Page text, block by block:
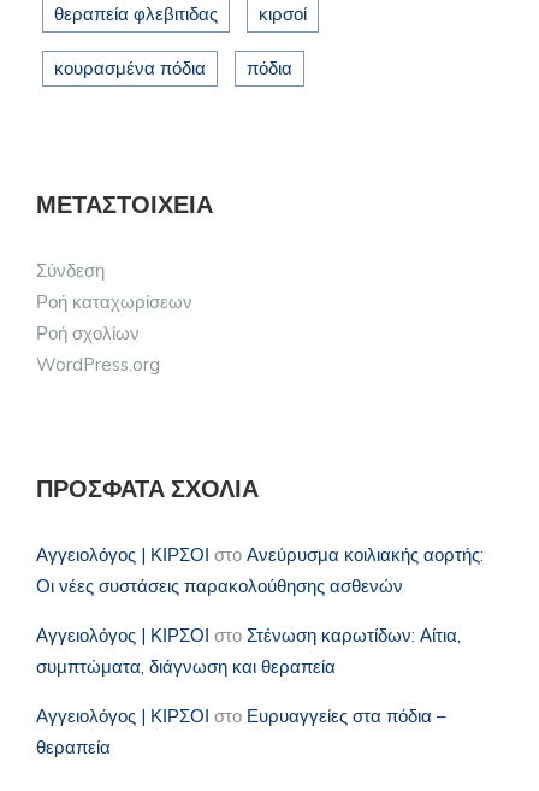
θεραπεία φλεβιτιδας κιρσοί
κουρασμένα πόδια πόδια
ΜΕΤΑΣΤΟΙΧΕΊΑ
Σύνδεση
Ροή καταχωρίσεων
Ροή σχολίων
WordPress.org
ΠΡΌΣΦΑΤΑ ΣΧΌΛΙΑ
Αγγειολόγος | ΚΙΡΣΟΙ στο Ανεύρυσμα κοιλιακής αορτής:
Οι νέες συστάσεις παρακολούθησης ασθενών
Αγγειολόγος | ΚΙΡΣΟΙ στο Στένωση καρωτίδων: Αίτια,
συμπτώματα, διάγνωση και θεραπεία
Αγγειολόγος | ΚΙΡΣΟΙ στο Ευρυαγγείες στα πόδια –
θεραπεία